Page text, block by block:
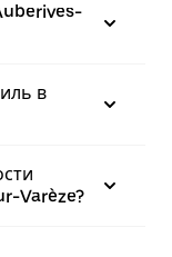
в
Varèze?